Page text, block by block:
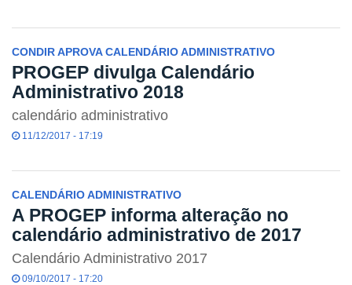
CONDIR APROVA CALENDÁRIO ADMINISTRATIVO
PROGEP divulga Calendário
Administrativo 2018
calendário administrativo
11/12/2017 - 17:19
CALENDÁRIO ADMINISTRATIVO
A PROGEP informa alteração no
calendário administrativo de 2017
Calendário Administrativo 2017
09/10/2017 - 17:20